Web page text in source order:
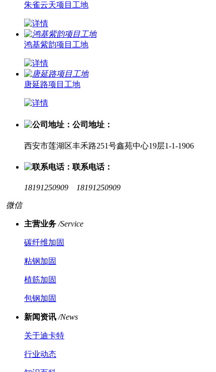
朱雀云天项目工地
鸿基紫韵项目工地
唐延路项目工地
公司地址：
西安市莲湖区丰禾路251号鑫苑中心19层1-1-1906
联系电话：
18191250909 18191250909
微信
主营业务 /Service
碳纤维加固
粘钢加固
植筋加固
包钢加固
新闻资讯 /News
关于迪卡特
行业动态